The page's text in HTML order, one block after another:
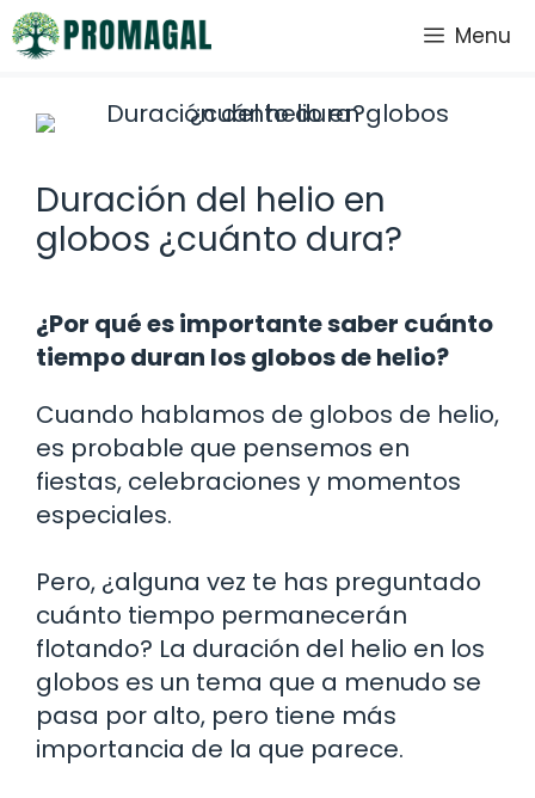
Saltar
al
Menu
Duración del helio en
globos ¿cuánto dura?
¿Por qué es importante saber cuánto
tiempo duran los globos de helio?
Cuando hablamos de globos de helio,
es probable que pensemos en
fiestas, celebraciones y momentos
especiales.
Pero, ¿alguna vez te has preguntado
cuánto tiempo permanecerán
flotando? La duración del helio en los
globos es un tema que a menudo se
pasa por alto, pero tiene más
importancia de la que parece.